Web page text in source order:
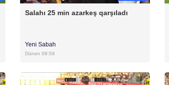
Salahı 25 min azarkeş qarşıladı
Yeni Sabah
Dünən 09:59